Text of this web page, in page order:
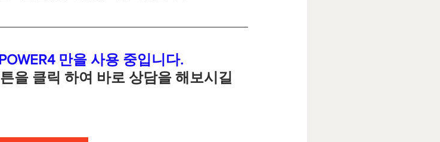
만을 사용 중입니다.
을 클릭 하여 바로 상담을 해보시길